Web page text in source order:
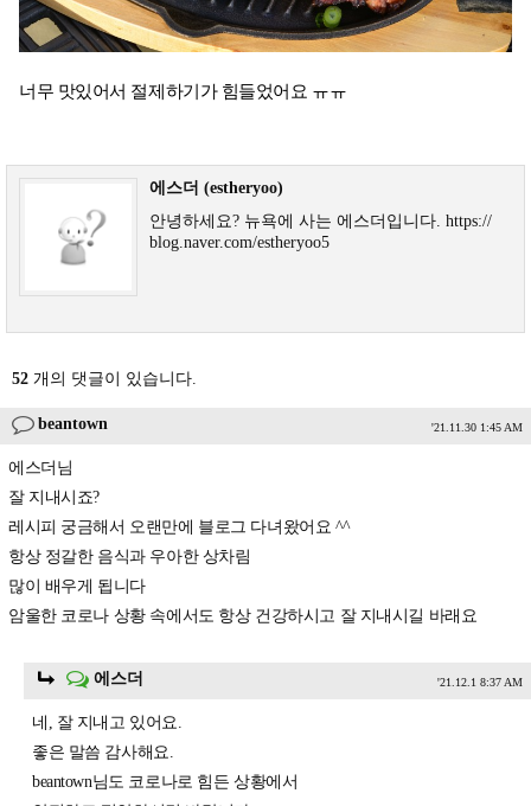
너무 맛있어서 절제하기가 힘들었어요 ㅠㅠ
에스더 (estheryoo)
안녕하세요? 뉴욕에 사는 에스더입니다. https://
blog.naver.com/estheryoo5
52 개의 댓글이 있습니다.
beantown '21.11.30 1:45 AM
에스더님
잘 지내시죠?
레시피 궁금해서 오랜만에 블로그 다녀왔어요 ^^
항상 정갈한 음식과 우아한 상차림
많이 배우게 됩니다
암울한 코로나 상황 속에서도 항상 건강하시고 잘 지내시길 바래요
에스더 '21.12.1 8:37 AM
네, 잘 지내고 있어요.
좋은 말씀 감사해요.
beantown님도 코로나로 힘든 상황에서